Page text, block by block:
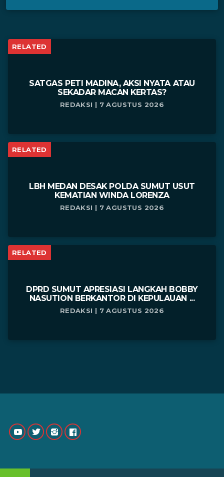
RELATED
SATGAS PETI MADINA, AKSI NYATA ATAU
SEKADAR MACAN KERTAS?
REDAKSI | 7 AGUSTUS 2026
RELATED
LBH MEDAN DESAK POLDA SUMUT USUT
KEMATIAN WINDA LORENZA
REDAKSI | 7 AGUSTUS 2026
RELATED
DPRD SUMUT APRESIASI LANGKAH BOBBY
NASUTION BERKANTOR DI KEPULAUAN ...
REDAKSI | 7 AGUSTUS 2026